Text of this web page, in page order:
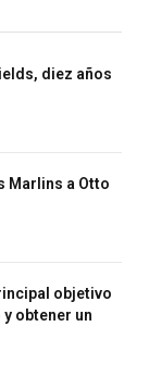
diez años
Marlins a Otto
objetivo
obtener un